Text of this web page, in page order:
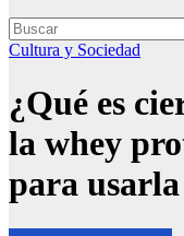
Cultura y Sociedad
¿Qué es
la whey
para